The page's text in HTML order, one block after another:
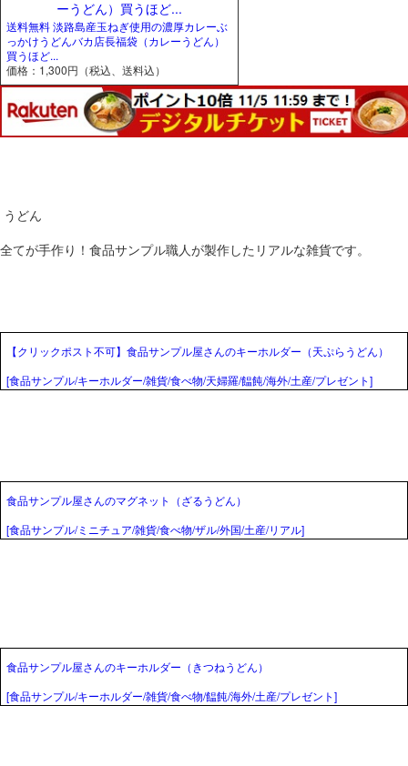
送料無料 淡路島産玉ねぎ使用の濃厚カレーぶ
っかけうどんバカ店長福袋（カレーうどん）
買うほど...
価格：1,300円（税込、送料込）
うどん
全てが手作り！食品サンプル職人が製作したリアルな雑貨です。
【クリックポスト不可】食品サンプル屋さんのキーホルダー（天ぷらうどん）
[食品サンプル/キーホルダー/雑貨/食べ物/天婦羅/饂飩/海外/土産/プレゼント]
食品サンプル屋さんのマグネット（ざるうどん）
[食品サンプル/ミニチュア/雑貨/食べ物/ザル/外国/土産/リアル]
食品サンプル屋さんのキーホルダー（きつねうどん）
[食品サンプル/キーホルダー/雑貨/食べ物/饂飩/海外/土産/プレゼント]